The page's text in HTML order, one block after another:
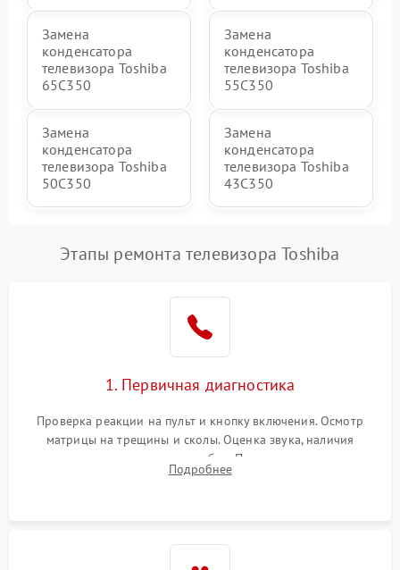
Замена
конденсатора
телевизора Toshiba
65C350
Замена
конденсатора
телевизора Toshiba
55C350
Замена
конденсатора
телевизора Toshiba
50C350
Замена
конденсатора
телевизора Toshiba
43C350
Этапы ремонта телевизора Toshiba
1. Первичная диагностика
Проверка реакции на пульт и кнопку включения. Осмотр
матрицы на трещины и сколы. Оценка звука, наличия
подсветки и индикаторов ошибок. Подключение тестовых
источников сигнала для выявления симптомов поломки.
Подробнее